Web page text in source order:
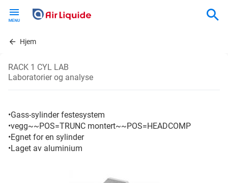
contentHjem
RACK 1 CYL LAB
Laboratorier og analyse
•Gass-sylinder festesystem
•vegg~~POS=TRUNC montert~~POS=HEADCOMP
•Egnet for en sylinder
•Laget av aluminium